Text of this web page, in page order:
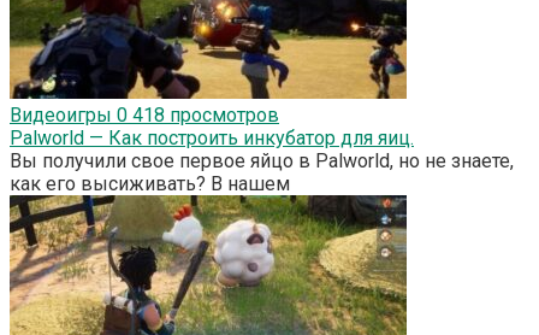
Видеоигры 0 418 просмотров
Palworld — Как построить инкубатор для яиц.
Вы получили свое первое яйцо в Palworld, но не знаете,
как его высиживать? В нашем